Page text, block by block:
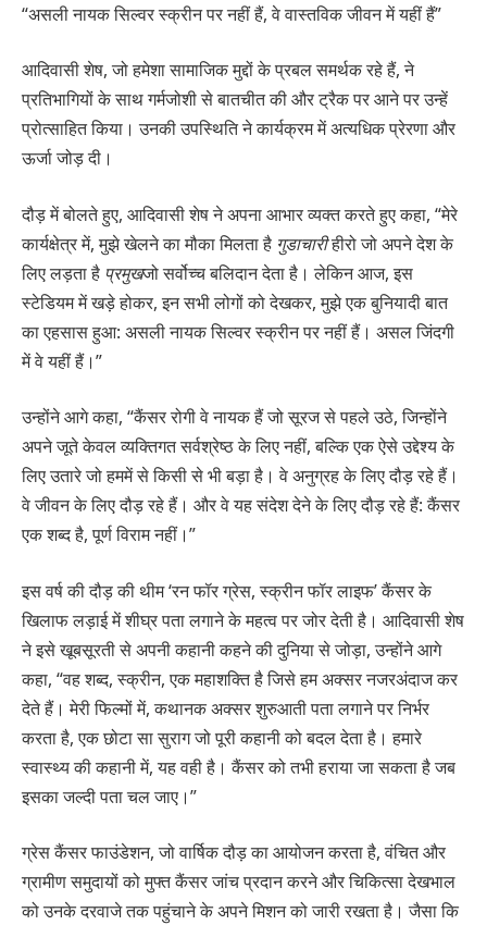
“असली नायक सिल्वर स्क्रीन पर नहीं हैं, वे वास्तविक जीवन में यहीं हैं”
आदिवासी शेष, जो हमेशा सामाजिक मुद्दों के प्रबल समर्थक रहे हैं, ने
प्रतिभागियों के साथ गर्मजोशी से बातचीत की और ट्रैक पर आने पर उन्हें
प्रोत्साहित किया। उनकी उपस्थिति ने कार्यक्रम में अत्यधिक प्रेरणा और
ऊर्जा जोड़ दी।
दौड़ में बोलते हुए, आदिवासी शेष ने अपना आभार व्यक्त करते हुए कहा, “मेरे
कार्यक्षेत्र में, मुझे खेलने का मौका मिलता है गुडाचारीहीरो जो अपने देश के
लिए लड़ता है प्रमुखजो सर्वोच्च बलिदान देता है। लेकिन आज, इस
स्टेडियम में खड़े होकर, इन सभी लोगों को देखकर, मुझे एक बुनियादी बात
का एहसास हुआ: असली नायक सिल्वर स्क्रीन पर नहीं हैं। असल जिंदगी
में वे यहीं हैं।”
उन्होंने आगे कहा, “कैंसर रोगी वे नायक हैं जो सूरज से पहले उठे, जिन्होंने
अपने जूते केवल व्यक्तिगत सर्वश्रेष्ठ के लिए नहीं, बल्कि एक ऐसे उद्देश्य के
लिए उतारे जो हममें से किसी से भी बड़ा है। वे अनुग्रह के लिए दौड़ रहे हैं।
वे जीवन के लिए दौड़ रहे हैं। और वे यह संदेश देने के लिए दौड़ रहे हैं: कैंसर
एक शब्द है, पूर्ण विराम नहीं।”
इस वर्ष की दौड़ की थीम ‘रन फॉर ग्रेस, स्क्रीन फॉर लाइफ’ कैंसर के
खिलाफ लड़ाई में शीघ्र पता लगाने के महत्व पर जोर देती है। आदिवासी शेष
ने इसे खूबसूरती से अपनी कहानी कहने की दुनिया से जोड़ा, उन्होंने आगे
कहा, “वह शब्द, स्क्रीन, एक महाशक्ति है जिसे हम अक्सर नजरअंदाज कर
देते हैं। मेरी फिल्मों में, कथानक अक्सर शुरुआती पता लगाने पर निर्भर
करता है, एक छोटा सा सुराग जो पूरी कहानी को बदल देता है। हमारे
स्वास्थ्य की कहानी में, यह वही है। कैंसर को तभी हराया जा सकता है जब
इसका जल्दी पता चल जाए।”
ग्रेस कैंसर फाउंडेशन, जो वार्षिक दौड़ का आयोजन करता है, वंचित और
ग्रामीण समुदायों को मुफ्त कैंसर जांच प्रदान करने और चिकित्सा देखभाल
को उनके दरवाजे तक पहुंचाने के अपने मिशन को जारी रखता है। जैसा कि